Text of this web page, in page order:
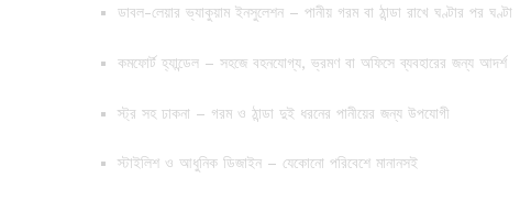
ডাবল-লেয়ার ভ্যাকুয়াম ইনসুলেশন – পানীয় গরম বা ঠান্ডা রাখে ঘণ্টার পর ঘণ্টা
কমফোর্ট হ্যান্ডেল – সহজে বহনযোগ্য, ভ্রমণ বা অফিসে ব্যবহারের জন্য আদর্শ
স্ট্র সহ ঢাকনা – গরম ও ঠান্ডা দুই ধরনের পানীয়ের জন্য উপযোগী
স্টাইলিশ ও আধুনিক ডিজাইন – যেকোনো পরিবেশে মানানসই